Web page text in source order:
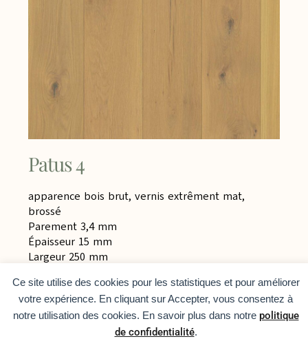
Ce site utilise des cookies pour les statistiques et pour améliorer
votre expérience. En cliquant sur Accepter, vous consentez à
notre utilisation des cookies. En savoir plus dans notre politique
de confidentialité.
Patus 4
apparence bois brut, vernis extrêment mat,
brossé
Parement 3,4 mm
Épaisseur 15 mm
Largeur 250 mm
Toutes les planches sont biseautées tout autour
Brossé : pour plus de profondeur
Convient pour le chauffage au sol
Les variations de couleur, l’aubier, les gros nœuds